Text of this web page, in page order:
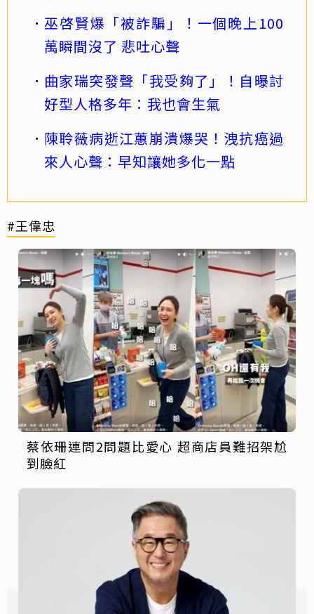
巫啓賢爆「被詐騙」！一個晚上100
萬瞬間沒了 悲吐心聲
曲家瑞突發聲「我受夠了」！自曝討
好型人格多年：我也會生氣
陳聆薇病逝江蕙崩潰爆哭！洩抗癌過
來人心聲：早知讓她多化一點
#王偉忠
蔡依珊連問2問題比愛心 超商店員難招架尬
到臉紅